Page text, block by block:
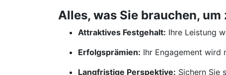
Alles, was Sie brauchen, um
Attraktives Festgehalt: Ihre Leistung
Erfolgsprämien: Ihr Engagement wird
Langfristige Perspektive: Sichern Sie